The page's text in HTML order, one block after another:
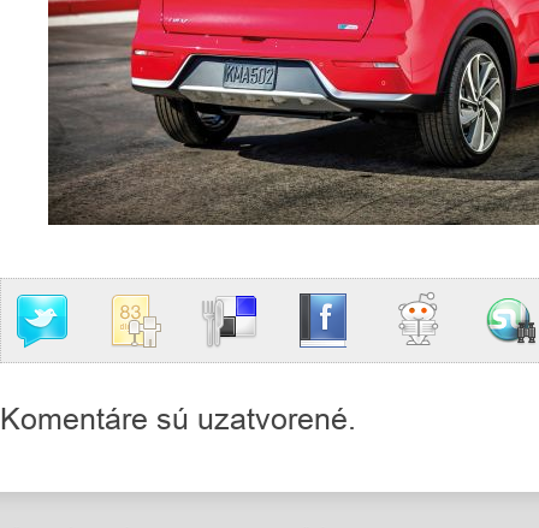
Komentáre sú uzatvorené.